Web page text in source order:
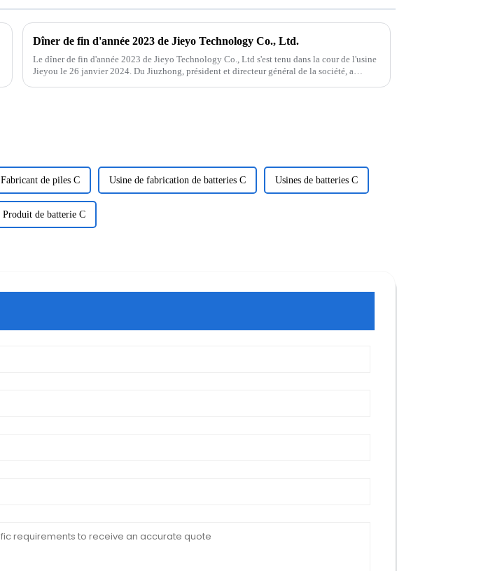
Dîner de fin d'année 2023 de Jieyo Technology Co., Ltd.
Le dîner de fin d'année 2023 de Jieyo Technology Co., Ltd s'est tenu dans la cour de l'usine
Jieyou le 26 janvier 2024. Du Jiuzhong, président et directeur général de la société, a
Fabricant de piles C Usine de fabrication de batteries C Usines de batteries C
Produit de batterie C